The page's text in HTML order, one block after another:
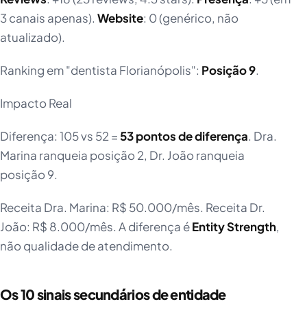
3 canais apenas). Website: 0 (genérico, não
atualizado).
Ranking em "dentista Florianópolis": Posição 9.
Impacto Real
Diferença: 105 vs 52 =53 pontos de diferença. Dra.
Marina ranqueia posição 2, Dr. João ranqueia
posição 9.
Receita Dra. Marina: R$ 50.000/mês. Receita Dr.
João: R$ 8.000/mês. A diferença éEntity Strength,
não qualidade de atendimento.
Os 10 sinais secundários de entidade